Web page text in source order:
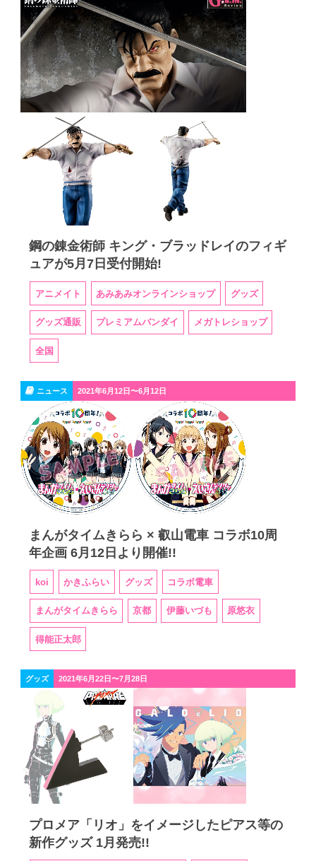
鋼の錬金術師 キング・ブラッドレイのフィギ
ュアが5月7日受付開始!
アニメイト あみあみオンラインショップ グッズ
グッズ通販 プレミアムバンダイ メガトレショップ
全国
ニュース 2021年6月12日〜6月12日
まんがタイムきらら × 叡山電車 コラボ10周
年企画 6月12日より開催!!
koi かきふらい グッズ コラボ電車
まんがタイムきらら 京都 伊藤いづも 原悠衣
得能正太郎
グッズ 2021年6月22日〜7月28日
プロメア「リオ」をイメージしたピアス等の
新作グッズ 1月発売!!